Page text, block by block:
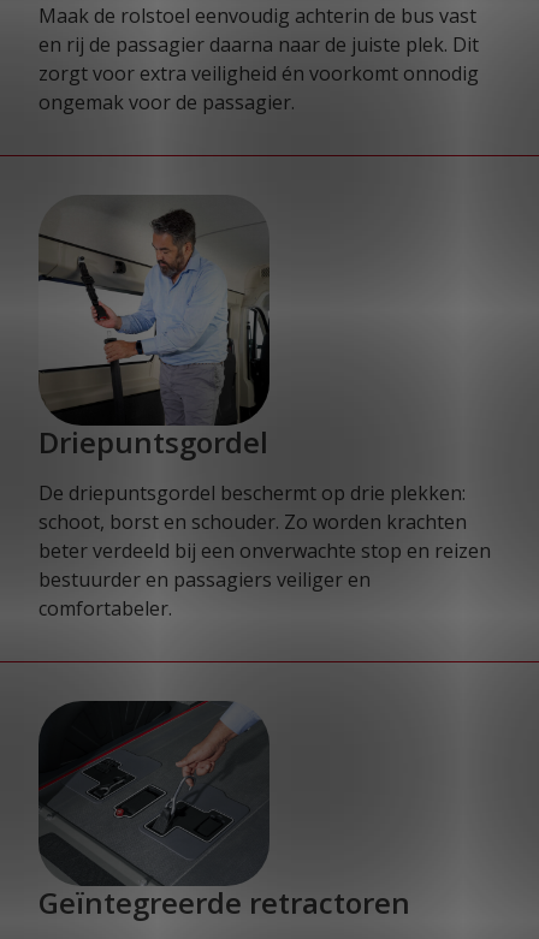
Maak de rolstoel eenvoudig achterin de bus vast
en rij de passagier daarna naar de juiste plek. Dit
zorgt voor extra veiligheid én voorkomt onnodig
ongemak voor de passagier.
Driepuntsgordel
De driepuntsgordel beschermt op drie plekken:
schoot, borst en schouder. Zo worden krachten
beter verdeeld bij een onverwachte stop en reizen
bestuurder en passagiers veiliger en
comfortabeler.
Geïntegreerde retractoren